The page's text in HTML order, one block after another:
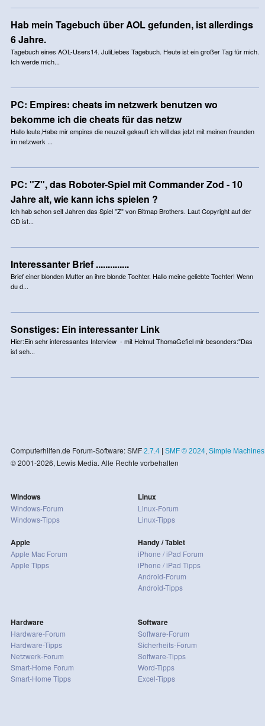
Hab mein Tagebuch über AOL gefunden, ist allerdings
6 Jahre.
Tagebuch eines AOL-Users14. JuliLiebes Tagebuch. Heute ist ein großer Tag für mich.
Ich werde mich...
PC: Empires: cheats im netzwerk benutzen wo
bekomme ich die cheats für das netzw
Hallo leute,Habe mir empires die neuzeit gekauft ich will das jetzt mit meinen freunden
im netzwerk ...
PC: "Z", das Roboter-Spiel mit Commander Zod - 10
Jahre alt, wie kann ichs spielen ?
Ich hab schon seit Jahren das Spiel "Z" von Bitmap Brothers. Laut Copyright auf der
CD ist...
Interessanter Brief ..............
Brief einer blonden Mutter an ihre blonde Tochter. Hallo meine geliebte Tochter! Wenn
du d...
Sonstiges: Ein interessanter Link
Hier:Ein sehr interessantes Interview - mit Helmut ThomaGefiel mir besonders:"Das
ist seh...
Computerhilfen.de Forum-Software: SMF 2.7.4| SMF © 2024, Simple Machines
© 2001-2026, Lewis Media. Alle Rechte vorbehalten
Windows
Windows-Forum
Windows-Tipps
Apple
Apple Mac Forum
Apple Tipps
Linux
Linux-Forum
Linux-Tipps
Handy / Tablet
iPhone / iPad Forum
iPhone / iPad Tipps
Android-Forum
Android-Tipps
Hardware
Hardware-Forum
Hardware-Tipps
Netzwerk-Forum
Smart-Home Forum
Smart-Home Tipps
Software
Software-Forum
Sicherheits-Forum
Software-Tipps
Word-Tipps
Excel-Tipps